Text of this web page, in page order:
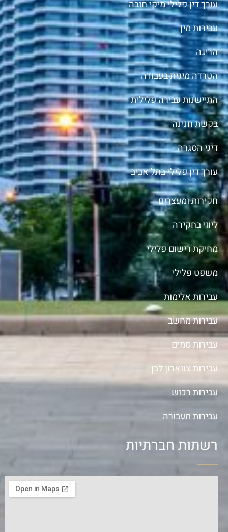
עורך דין פלילי מיקי חובה
עבירות מין
הריגה
הטרדה מינית בעבודה
התיישנות עבירה פלילית
בקשת חנינה
דיני הסגרה
עורך דין פלילי בתל אביב
חקירות ומעצרים
ליווי בחקירה
מחיקת רישום פלילי
משפט פלילי
עבירות אלימות
עבירות מחשב
עבירות סמים
עבירות צווארון לבן
עבירות רכוש
עבירות תעבורה
רשתות חברתיות